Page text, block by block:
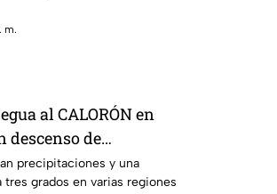
m.
al CALORÓN en
descenso de
días
precipitaciones y una
grados en varias regiones